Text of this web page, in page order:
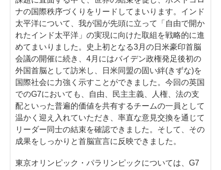
ナの国際秩序づくりをリードしてまいります。インド
太平洋について、我が国が先頭に立って「自由で開か
れたインド太平洋」の実現に向けた取組を戦略的に進
めてまいりました。史上初となる3月の日米豪印首脳
会議の開催に続き、4月にはバイデン政権発足後初の
外国首脳として訪米し、日米同盟の固い絆(きずな)を
国際社会に力強く示すことができました。今回の英国
でのG7においても、自由、民主主義、人権、法の支
配といった普遍的価値を共有するチームの一員として
温かく迎え入れていただき、率直な意見交換を通じて
リーダー同士の結束を確認できました。そして、その
成果をしっかりと首脳宣言に反映できました。
東京オリンピック・パラリンピックについては、G7